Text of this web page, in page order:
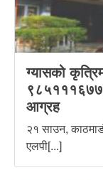
ग्यासको
९८५१११६७७३
आग्रह
२१ साउन,
एलपी[...]